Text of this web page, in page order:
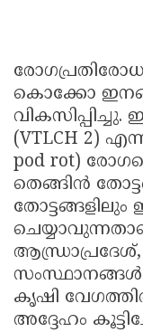
കൊക്കോ
വികസിപ്പിച്ചു.
(VTLCH 2)
pod rot)
തെങ്ങിൻ
സംസ്ഥാനങ്ങൾ
കൃഷി
അദ്ദേഹം